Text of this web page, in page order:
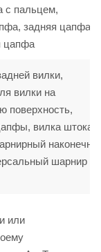
с пальцем,
задняя цапфа,
цапфа
вилки,
вилки на
поверхность,
вилка штока с
шарнир
или